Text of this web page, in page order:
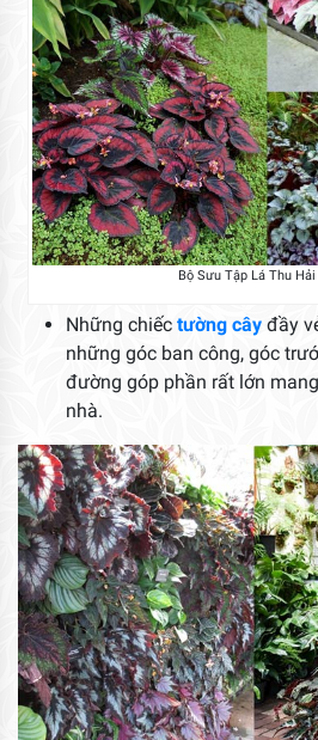
Bộ Sưu Tập Lá Thu
Những chiếc tường cây đầy
những góc ban công, góc
đường góp phần rất lớn
nhà.